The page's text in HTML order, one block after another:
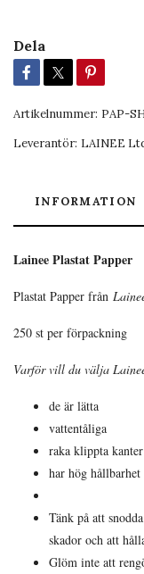
Dela
Artikelnummer: PAP-
Leverantör: LAINEE
INFORMATION
Lainee Plastat Papper
Plastat Papper från
250 st per förpackning
Varför vill du välja
de är lätta
vattentåliga
raka klippta kanter
har hög hållbarhet
Tänk på att
skador och att
Glöm inte att